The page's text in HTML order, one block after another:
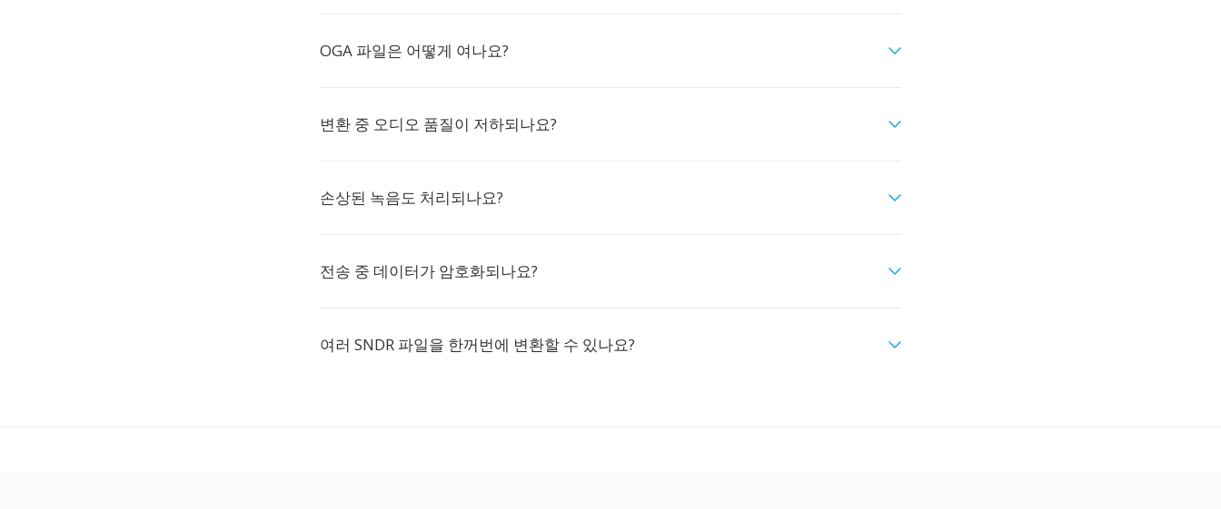
OGA 파일은 어떻게 여나요?
변환 중 오디오 품질이 저하되나요?
손상된 녹음도 처리되나요?
전송 중 데이터가 암호화되나요?
여러 SNDR 파일을 한꺼번에 변환할 수 있나요?